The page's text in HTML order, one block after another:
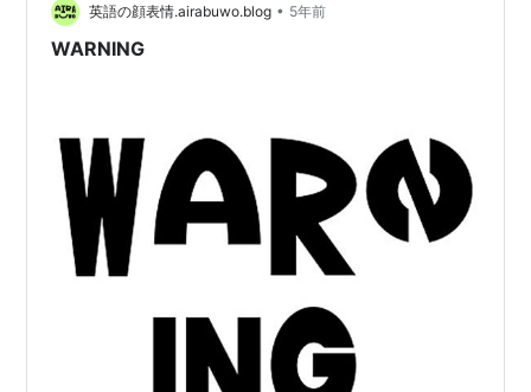
英語の顔表情.airabuwo.blog • 5年前
WARNING